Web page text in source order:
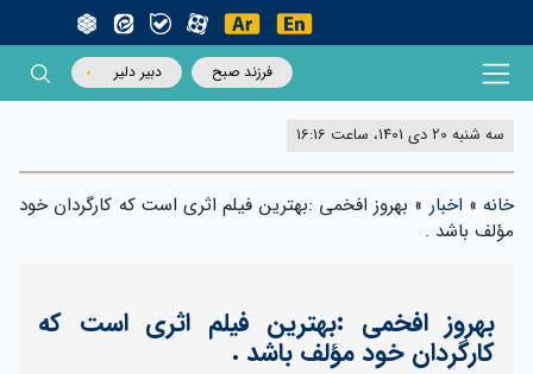
فرزند صبح دبیر دلیر
سه شنبه 20 دی 1401، ساعت 16:16
خانه » اخبار » بهروز افخمی :بهترین فیلم اثری است که کارگردان خود
مؤلف باشد .
بهروز افخمی :بهترین فیلم اثری است که
کارگردان خود مؤلف باشد .